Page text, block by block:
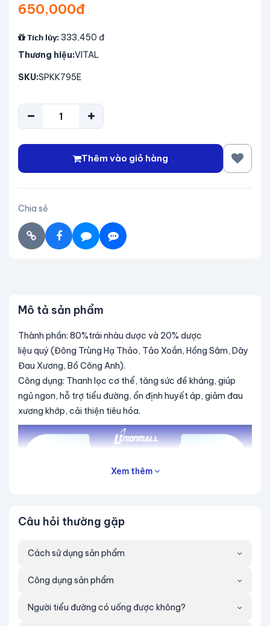
650,000đ
Tích lũy: 333,450 đ
Thương hiệu:VITAL
SKU:SPKK795E
Thêm vào giỏ hàng
Chia sẻ
Mô tả sản phẩm
Thành phần: 80%trái nhàu dược và 20% dược
liệu quý (Đông Trùng Hạ Thảo, Tảo Xoắn, Hồng Sâm, Dây
Đau Xương, Bồ Công Anh).
Công dụng: Thanh lọc cơ thể, tăng sức đề kháng, giúp
ngủ ngon, hỗ trợ tiểu đường, ổn định huyết áp, giảm đau
xương khớp, cải thiện tiêu hóa.
Xem thêm
Câu hỏi thường gặp
Cách sử dụng sản phẩm
Công dụng sản phẩm
Người tiểu đường có uống được không?